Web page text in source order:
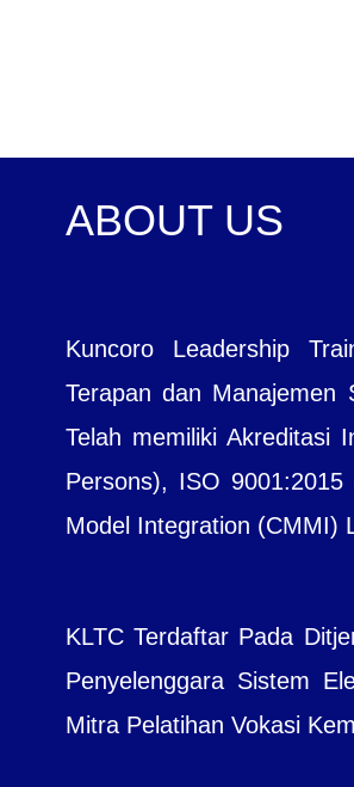
ABOUT US
Kuncoro Leadership
Terapan dan Manajemen
Telah memiliki Akreditasi
Persons), ISO
Model Integration (CMMI)
KLTC Terdaftar Pada
Penyelenggara Sistem
Mitra Pelatihan Vokasi